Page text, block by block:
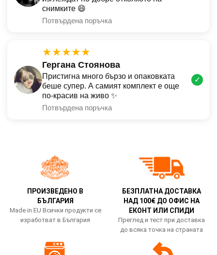
снимките 😄
Потвърдена поръчка
★★★★★
Гергана Стоянова
Пристигна много бързо и опаковката
беше супер. А самият комплект е още
по-красив на живо ✨
Потвърдена поръчка
✓
ПРОИЗВЕДЕНО В
БЪЛГАРИЯ
Made in EU Всички продукти се
изработват в България
БЕЗПЛАТНА ДОСТАВКА
НАД 100€ ДО ОФИС НА
ЕКОНТ ИЛИ СПИДИ
Преглед и тест при доставка
до всяка точка на страната